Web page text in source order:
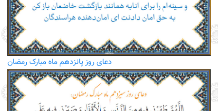
دعای روز پانزدهم ماه مبارک رمضان